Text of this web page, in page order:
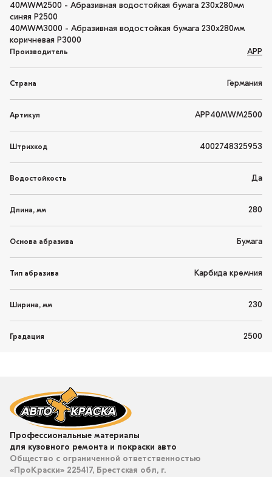
40MWM2500 - Абразивная водостойкая бумага 230x280мм
синяя P2500
40MWM3000 - Абразивная водостойкая бумага 230x280мм
коричневая P3000
Производитель APP
Страна Германия
Артикул APP40MWM2500
Штрихкод 4002748325953
Водостойкость Да
Длина, мм 280
Основа абразива Бумага
Тип абразива Карбида кремния
Ширина, мм 230
Градация 2500
Профессиональные материалы
для кузовного ремонта и покраски авто
Общество с ограниченной ответственностью
«ПроКраски» 225417, Брестская обл, г.